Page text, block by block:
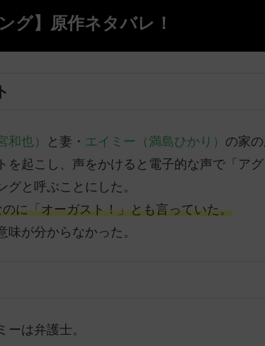
グ】原作ネタバレ！
和也） と妻・ エイミー（満島ひかり） の家
を起こし、声をかけると電子的な声で「ア
グと呼ぶことにした。
に「オーガスト！」とも言っていた。
味が分からなかった。
ーは弁護士。